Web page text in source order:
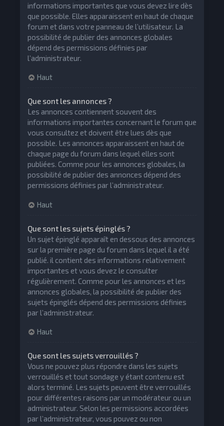
informations importantes que vous devez lire dès
que possible. Elles apparaissent en haut de chaque
forum et dans votre panneau de l’utilisateur. La
possibilité de publier des annonces globales
dépend des permissions définies par
l’administrateur.
Haut
Que sont les annonces ?
Les annonces contiennent souvent des
informations importantes concernant le forum que
vous consultez et doivent être lues dès que
possible. Les annonces apparaissent en haut de
chaque page du forum dans lequel elles sont
publiées. Comme pour les annonces globales, la
possibilité de publier des annonces dépend des
permissions définies par l’administrateur.
Haut
Que sont les sujets épinglés ?
Un sujet épinglé apparaît en dessous des annonces
sur la première page du forum dans lequel il a été
publié. il contient des informations relativement
importantes et vous devez le consulter
régulièrement. Comme pour les annonces et les
annonces globales, la possibilité de publier des
sujets épinglés dépend des permissions définies
par l’administrateur.
Haut
Que sont les sujets verrouillés ?
Vous ne pouvez plus répondre dans les sujets
verrouillés et tout sondage y étant contenu est
alors terminé. Les sujets peuvent être verrouillés
pour différentes raisons par un modérateur ou un
administrateur. Selon les permissions accordées
par l’administrateur, vous pouvez ou non